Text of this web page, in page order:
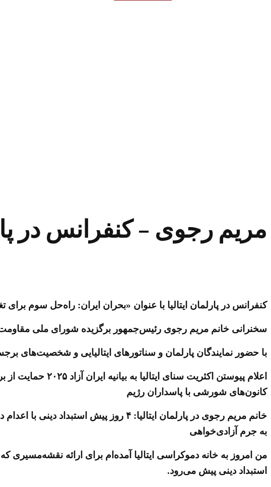
مریم رجوی – کنفرانس در
کنفرانس در پارلمان ایتالیا با عنوان «بحران ایران: راه‌حل سوم برای
سخنرانی خانم مریم رجوی رئیس‌جمهور برگزیده شورای ملی مقاومت
با حضور نمایندگان پارلمان و سناتورهای ایتالیایی و شخصیت‌های برجسته
کانون‌های شورشی با پاسداران رژیم
خانم مریم رجوی در پارلمان ایتالیا:
به جرم آزادی‌خواهی
من امروز به خانه دموکراسی ایتالیا آمده‌ام برای ارائه
استبداد دینی پیش می‌رود.